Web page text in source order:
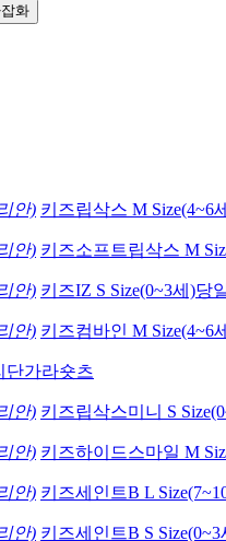
화
안) 키즈립삭스 M Size(4~6
안) 키즈소프트립삭스 M
안) 키즈IZ S Size(0~3세)당
안) 키즈컴바인 M Size(4~6
단가라숏츠
안) 키즈립삭스미니 S
안) 키즈하이드스마일 M
안) 키즈세인트B L
안) 키즈세인트B S